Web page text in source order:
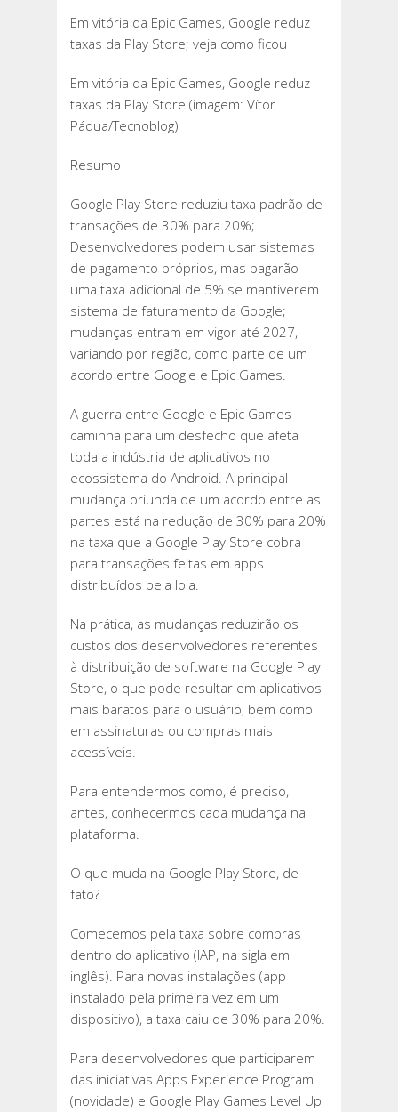
Em vitória da Epic Games, Google reduz
taxas da Play Store; veja como ficou
Em vitória da Epic Games, Google reduz
taxas da Play Store (imagem: Vítor
Pádua/Tecnoblog)
Resumo
Google Play Store reduziu taxa padrão de
transações de 30% para 20%;
Desenvolvedores podem usar sistemas
de pagamento próprios, mas pagarão
uma taxa adicional de 5% se mantiverem
sistema de faturamento da Google;
mudanças entram em vigor até 2027,
variando por região, como parte de um
acordo entre Google e Epic Games.
A guerra entre Google e Epic Games
caminha para um desfecho que afeta
toda a indústria de aplicativos no
ecossistema do Android. A principal
mudança oriunda de um acordo entre as
partes está na redução de 30% para 20%
na taxa que a Google Play Store cobra
para transações feitas em apps
distribuídos pela loja.
Na prática, as mudanças reduzirão os
custos dos desenvolvedores referentes
à distribuição de software na Google Play
Store, o que pode resultar em aplicativos
mais baratos para o usuário, bem como
em assinaturas ou compras mais
acessíveis.
Para entendermos como, é preciso,
antes, conhecermos cada mudança na
plataforma.
O que muda na Google Play Store, de
fato?
Comecemos pela taxa sobre compras
dentro do aplicativo (IAP, na sigla em
inglês). Para novas instalações (app
instalado pela primeira vez em um
dispositivo), a taxa caiu de 30% para 20%.
Para desenvolvedores que participarem
das iniciativas Apps Experience Program
(novidade) e Google Play Games Level Up